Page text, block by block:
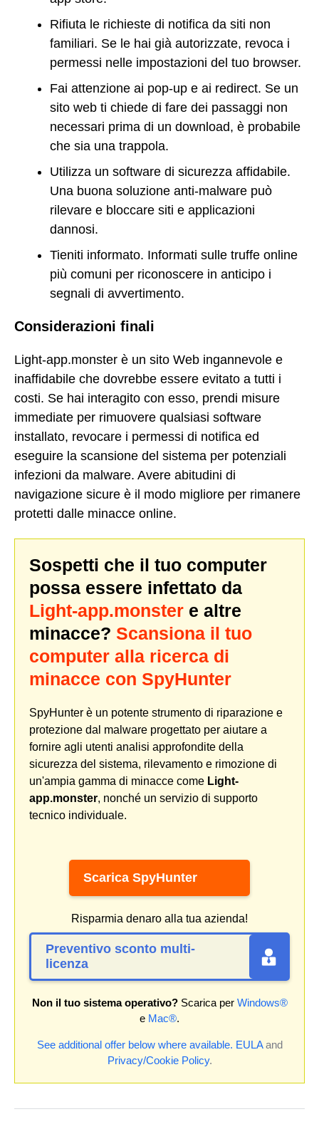
Rifiuta le richieste di notifica da siti non
familiari. Se le hai già autorizzate, revoca i
permessi nelle impostazioni del tuo browser.
Fai attenzione ai pop-up e ai redirect. Se un
sito web ti chiede di fare dei passaggi non
necessari prima di un download, è probabile
che sia una trappola.
Utilizza un software di sicurezza affidabile.
Una buona soluzione anti-malware può
rilevare e bloccare siti e applicazioni
dannosi.
Tieniti informato. Informati sulle truffe online
più comuni per riconoscere in anticipo i
segnali di avvertimento.
Considerazioni finali
Light-app.monster è un sito Web ingannevole e
inaffidabile che dovrebbe essere evitato a tutti i
costi. Se hai interagito con esso, prendi misure
immediate per rimuovere qualsiasi software
installato, revocare i permessi di notifica ed
eseguire la scansione del sistema per potenziali
infezioni da malware. Avere abitudini di
navigazione sicure è il modo migliore per rimanere
protetti dalle minacce online.
Sospetti che il tuo computer
possa essere infettato da
Light-app.monster e altre
minacce? Scansiona il tuo
computer alla ricerca di
minacce con SpyHunter
SpyHunter è un potente strumento di riparazione e
protezione dal malware progettato per aiutare a
fornire agli utenti analisi approfondite della
sicurezza del sistema, rilevamento e rimozione di
un'ampia gamma di minacce come Light-
app.monster, nonché un servizio di supporto
tecnico individuale.
Scarica SpyHunter
Risparmia denaro alla tua azienda!
Preventivo sconto multi-
licenza
Non il tuo sistema operativo?Scarica per Windows®
e Mac®.
See additional offer below where available. EULAand
Privacy/Cookie Policy.